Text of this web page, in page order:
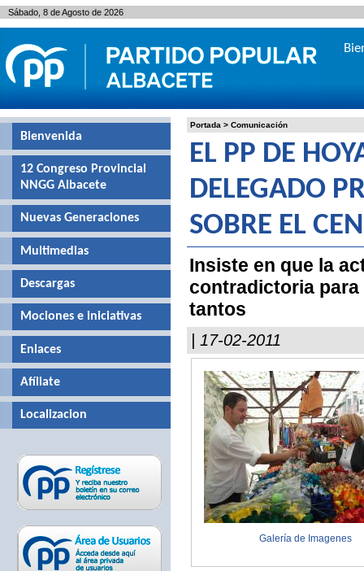
Portada > Comunicación
EL PP DE
DELEGADO
SOBRE EL
Insiste en que la
contradictoria para
tantos
| 17-02-2011
Galería de Imagenes
Bienvenida
12 Congreso Provincial
NNGG Albacete
Nuevas Generaciones
Multimedias
Descargas
Mociones e iniciativas
Enlaces
Afíliate
Localizacion
Sábado, 8 de Agosto de 2026